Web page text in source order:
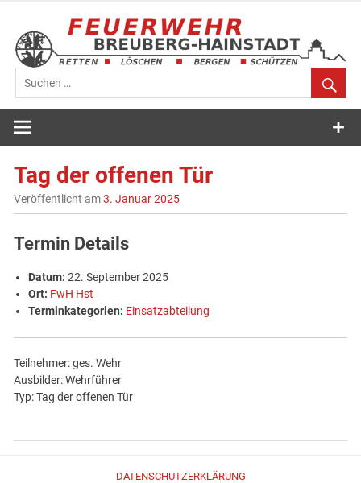
springen
Feuerwehr
Breuberg-
Hainstadt
Tag der offenen Tür
Veröffentlicht am3. Januar 2025
Termin Details
Datum: 22. September 2025
Ort: FwH Hst
Terminkategorien: Einsatzabteilung
Teilnehmer: ges. Wehr
Ausbilder: Wehrführer
Typ: Tag der offenen Tür
DATENSCHUTZERKLÄRUNG